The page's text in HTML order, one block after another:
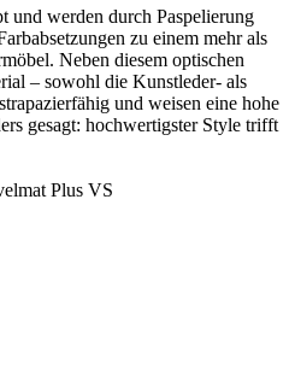
und werden durch Paspelierung
zu einem mehr als
Neben diesem optischen
– sowohl die Kunstleder- als
und weisen eine hohe
gesagt: hochwertigster Style trifft